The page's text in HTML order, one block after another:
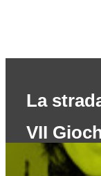
La
VII